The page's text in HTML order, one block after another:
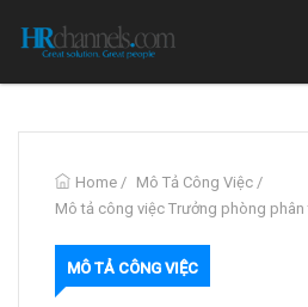
Home / Mô Tả Công Việc /
Mô tả công việc Trưởng phòng
MÔ TẢ CÔNG VIỆC